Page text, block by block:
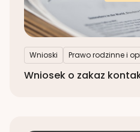
Wnioski Prawo rodzinne i
Wniosek o zakaz